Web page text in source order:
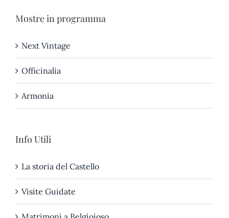
Mostre in programma
Next Vintage
Officinalia
Armonia
Info Utili
La storia del Castello
Visite Guidate